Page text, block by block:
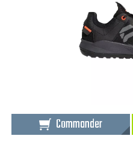
Commander